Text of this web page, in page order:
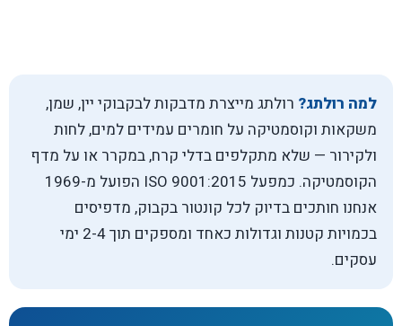
למה רולתג? רולתג מייצרת מדבקות לבקבוקי יין, שמן,
משקאות וקוסמטיקה על חומרים עמידים למים, לחות
ולקירור — שלא מתקלפים בדלי קרח, במקרר או על מדף
הקוסמטיקה. כמפעל ISO 9001:2015 הפועל מ-1969
אנחנו חותכים בדיוק לכל קונטור בקבוק, מדפיסים
בכמויות קטנות וגדולות כאחד ומספקים תוך 2-4 ימי
עסקים.